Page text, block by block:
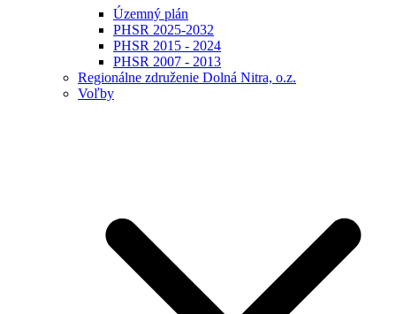
Územný plán
PHSR 2025-2032
PHSR 2015 - 2024
PHSR 2007 - 2013
Regionálne združenie Dolná Nitra, o.z.
Voľby